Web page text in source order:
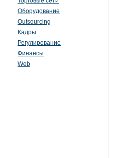
Оборудование
Outsourcing
Кадры
Регулирование
Финансы
Web